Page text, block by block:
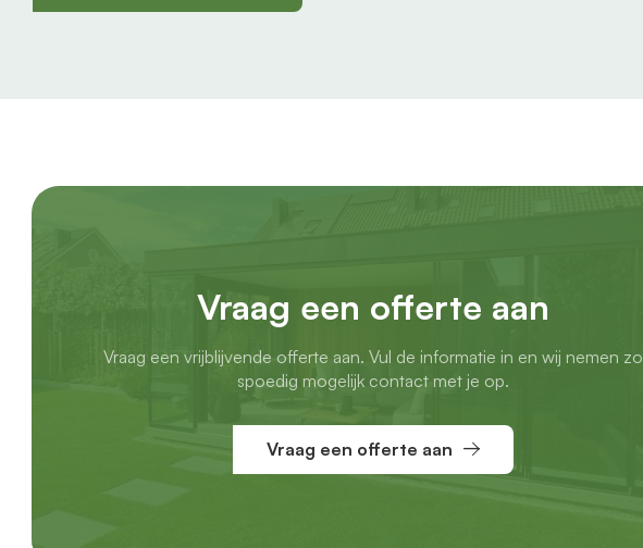
Vraag een offerte aan
Vraag een vrijblijvende offerte aan. Vul de informatie in en wij nemen zo
spoedig mogelijk contact met je op.
Vraag een offerte aan